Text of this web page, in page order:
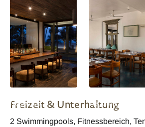
Negombo
Negombo
Freizeit & Unterhaltung
2 Swimmingpools, Fitnessbereich,